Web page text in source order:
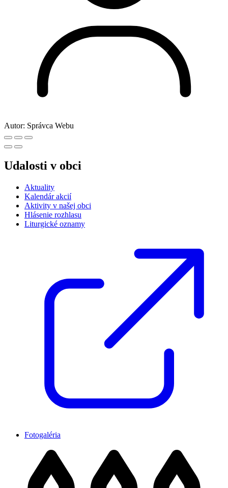
Autor: Správca Webu
Udalosti v obci
Aktuality
Kalendár akcií
Aktivity v našej obci
Hlásenie rozhlasu
Liturgické oznamy
Fotogaléria